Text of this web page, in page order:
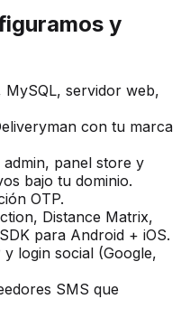
y
servidor web,
con tu marca
panel store y
bajo tu dominio.
OTP.
Distance Matrix,
para Android + iOS.
login social (Google,
SMS que